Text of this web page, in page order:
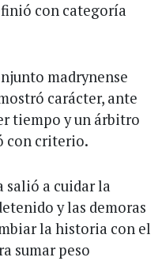
con categoría
madrynense
carácter, ante
tiempo y un árbitro
con criterio.
salió a cuidar la
y las demoras
la historia con el
sumar peso